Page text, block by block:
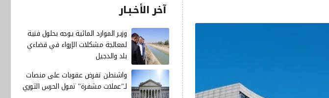
آخر الأخـبـار
وزير الموارد المائية يوجه بحلول فنية
لمعالجة مشكلات الإرواء في قضاءي
بلد والدجيل
واشنطن تفرض عقوبات على منصات
لـ"عملات مشفرة" تمول الحرس الثوري